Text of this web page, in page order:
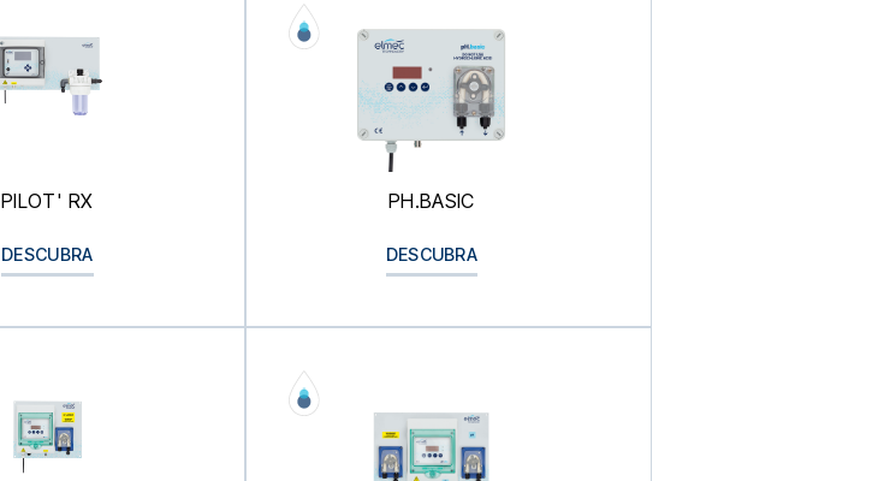
PILOT' RX
DESCUBRA
PH.BASIC
DESCUBRA